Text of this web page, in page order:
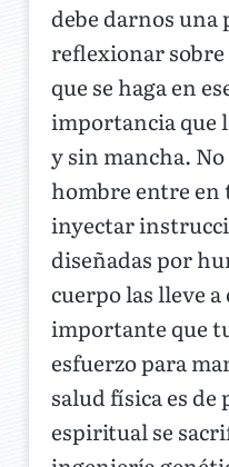
debe darnos una
reflexionar
que se haga en
importancia que
y sin mancha.
hombre entre en
inyectar
diseñadas por
cuerpo las lleve a
importante que
esfuerzo para
salud física es de
espiritual se